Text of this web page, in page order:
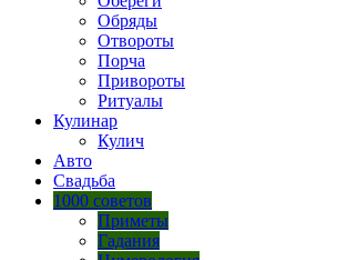
Обряды
Отвороты
Порча
Привороты
Ритуалы
Кулинар
Кулич
Авто
Свадьба
1000 советов
Приметы
Гадания